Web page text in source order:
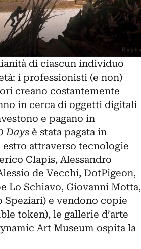
di ciascun individuo
i professionisti (e non)
creano costantemente
in cerca di oggetti digitali
e pagano in
Daysè stata pagata in
attraverso tecnologie
Clapis, Alessandro
de Vecchi, DotPigeon,
Lo Schiavo, Giovanni Motta,
e vendono copie
token), le gallerie d’arte
Art Museum ospita la